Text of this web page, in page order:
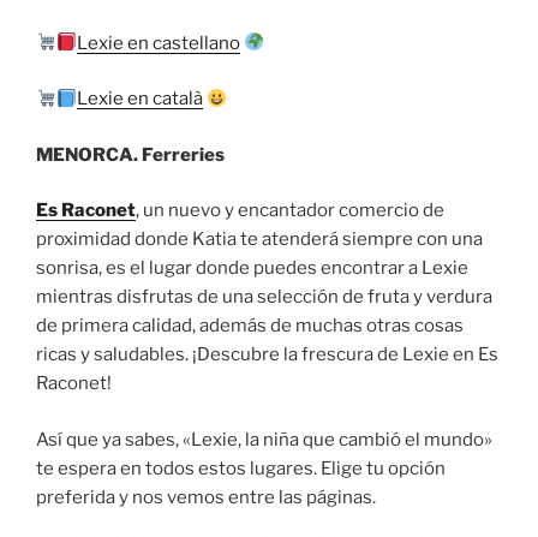
Lexie en castellano
Lexie en català
MENORCA. Ferreries
Es Raconet, un nuevo y encantador comercio de
proximidad donde Katia te atenderá siempre con una
sonrisa, es el lugar donde puedes encontrar a Lexie
mientras disfrutas de una selección de fruta y verdura
de primera calidad, además de muchas otras cosas
ricas y saludables. ¡Descubre la frescura de Lexie en Es
Raconet!
Así que ya sabes, «Lexie, la niña que cambió el mundo»
te espera en todos estos lugares. Elige tu opción
preferida y nos vemos entre las páginas.